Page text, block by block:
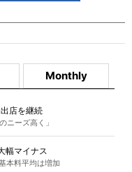
Monthly
店を継続
ニーズ高く」
幅マイナス
本料平均は増加